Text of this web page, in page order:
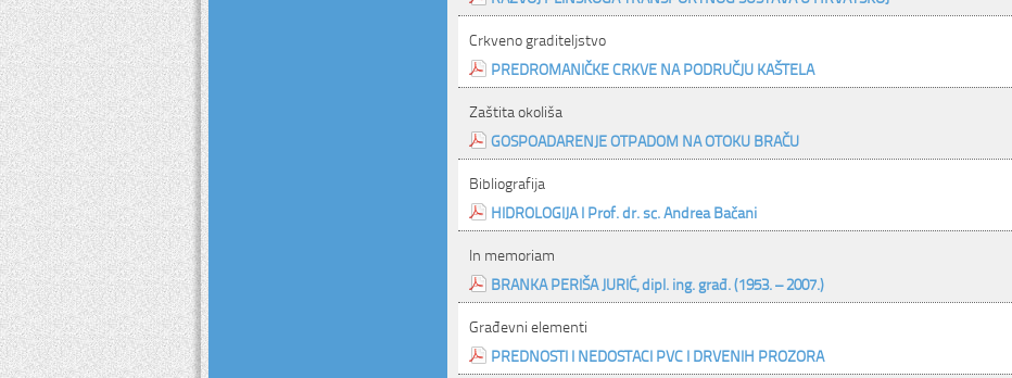
Crkveno graditeljstvo
PREDROMANIČKE CRKVE NA PODRUČJU KAŠTELA
Zaštita okoliša
GOSPOADARENJE OTPADOM NA OTOKU BRAČU
Bibliografija
HIDROLOGIJA I Prof. dr. sc. Andrea Bačani
In memoriam
BRANKA PERIŠA JURIĆ, dipl. ing. građ. (1953. – 2007.)
Građevni elementi
PREDNOSTI I NEDOSTACI PVC I DRVENIH PROZORA